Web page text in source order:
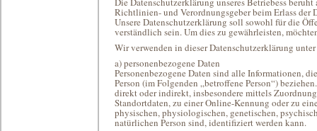
Richtlinien- und Verordnungsgeber beim Erlass der
Unsere Datenschutzerklärung soll sowohl für die
verständlich sein. Um dies zu gewährleisten,
Wir verwenden in dieser Datenschutzerklärung
a) personenbezogene Daten
Personenbezogene Daten sind alle Informationen,
Person (im Folgenden „betroffene Person“)
direkt oder indirekt, insbesondere mittels
Standortdaten, zu einer Online-Kennung oder zu
physischen, physiologischen, genetischen,
natürlichen Person sind, identifiziert werden kann.